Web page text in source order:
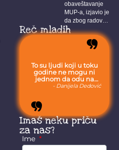
obaveštavanje
MUP-a, izjavio je
da zbog radova
na...
Reč mladih
To su ljudi koji u toku
godine ne mogu ni
jednom da odu na
more, jer moraju da
- Danijela Dedović
Imaš neku priču
za nas?
Ime